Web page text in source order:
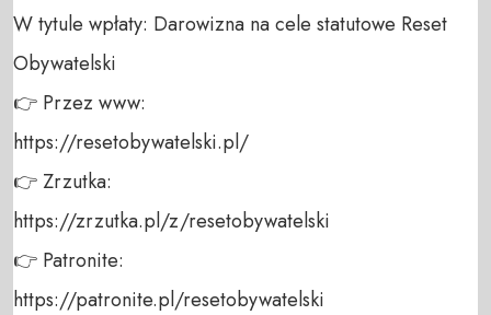
W tytule wpłaty: Darowizna na cele statutowe Reset
Obywatelski
👉 Przez www:
https://resetobywatelski.pl/
👉 Zrzutka:
https://zrzutka.pl/z/resetobywatelski
👉 Patronite:
https://patronite.pl/resetobywatelski